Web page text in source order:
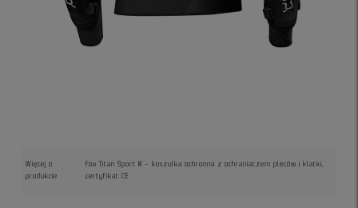
Więcej o
produkcie
Fox Titan Sport M – koszulka ochronna z ochraniaczem pleców i klatki,
certyfikat CE